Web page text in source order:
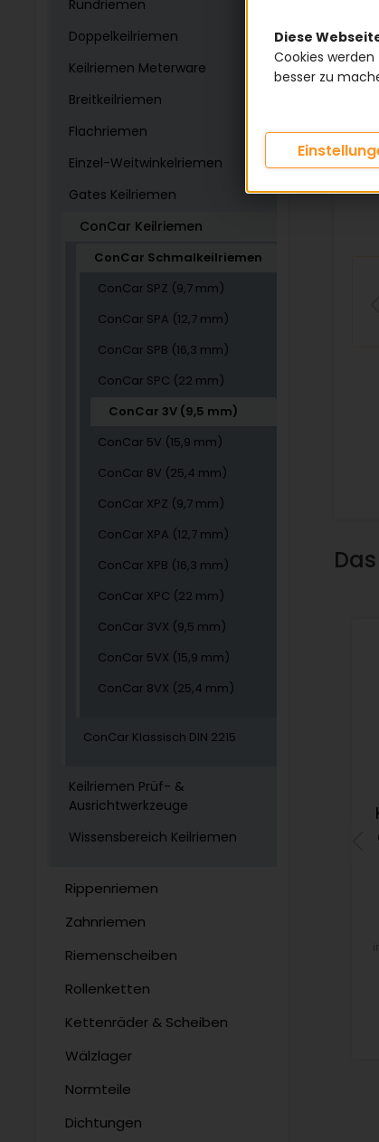
Rundriemen
Doppelkeilriemen
Keilriemen Meterware
Breitkeilriemen
Flachriemen
Einzel-Weitwinkelriemen
Gates Keilriemen
ConCar Keilriemen
ConCar Schmalkeilriemen
ConCar SPZ (9,7 mm)
ConCar SPA (12,7 mm)
ConCar SPB (16,3 mm)
ConCar SPC (22 mm)
ConCar 3V (9,5 mm)
ConCar 5V (15,9 mm)
ConCar 8V (25,4 mm)
ConCar XPZ (9,7 mm)
ConCar XPA (12,7 mm)
ConCar XPB (16,3 mm)
ConCar XPC (22 mm)
ConCar 3VX (9,5 mm)
ConCar 5VX (15,9 mm)
ConCar 8VX (25,4 mm)
ConCar Klassisch DIN 2215
Keilriemen Prüf- &
Ausrichtwerkzeuge
Wissensbereich Keilriemen
Rippenriemen
Zahnriemen
Riemenscheiben
Rollenketten
Kettenräder & Scheiben
Wälzlager
Normteile
Dichtungen
Diese
Cookies
besser zu